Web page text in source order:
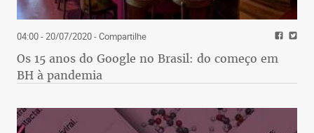
04:00 - 20/07/2020- Compartilhe
Os 15 anos do Google no Brasil: do começo em
BH à pandemia